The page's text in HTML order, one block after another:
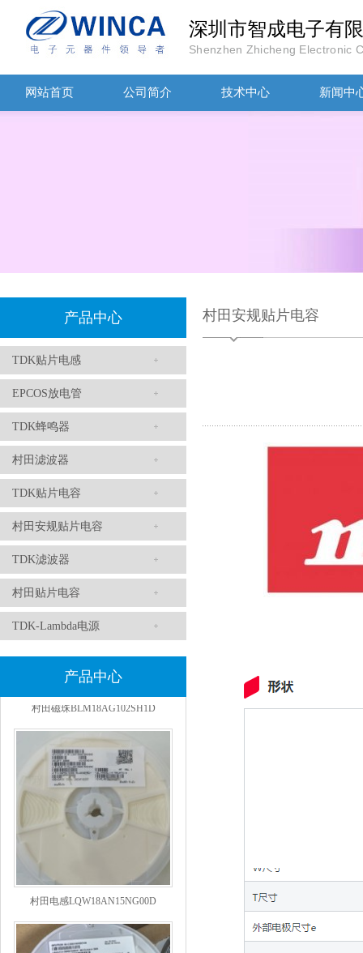
深圳市智成电子有
Shenzhen Zhicheng Electronic
网站首页 公司简介 技术中心 新闻中
产品中心
TDK贴片电感
EPCOS放电管
TDK蜂鸣器
村田滤波器
TDK贴片电容
村田安规贴片电容
TDK滤波器
村田贴片电容
TDK-Lambda电源
产品中心
村田电感LQW18AN15NG00D
村田安规贴片电容